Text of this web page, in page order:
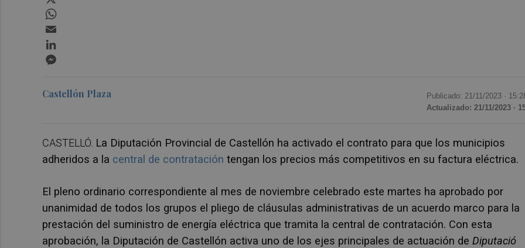
Castellón Plaza Publicado: 21/11/2023 ·
Actualizado: 21/11/2023 ·
CASTELLÓ. La Diputación Provincial de Castellón ha activado el contrato para que los municipios
adheridos a la central de contratación tengan los precios más competitivos en su factura eléctrica.
El pleno ordinario correspondiente al mes de noviembre celebrado este martes ha aprobado por
unanimidad de todos los grupos el pliego de cláusulas administrativas de un acuerdo marco para la
prestación del suministro de energía eléctrica que tramita la central de contratación. Con esta
aprobación, la Diputación de Castellón activa uno de los ejes principales de actuación de Diputació